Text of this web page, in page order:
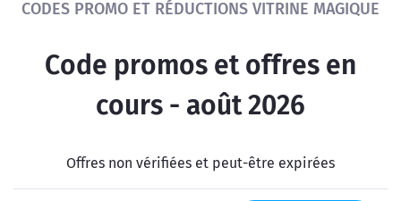
CODES PROMO ET RÉDUCTIONS VITRINE MAGIQUE
Code promos et offres en
cours - août 2026
Offres non vérifiées et peut-être expirées